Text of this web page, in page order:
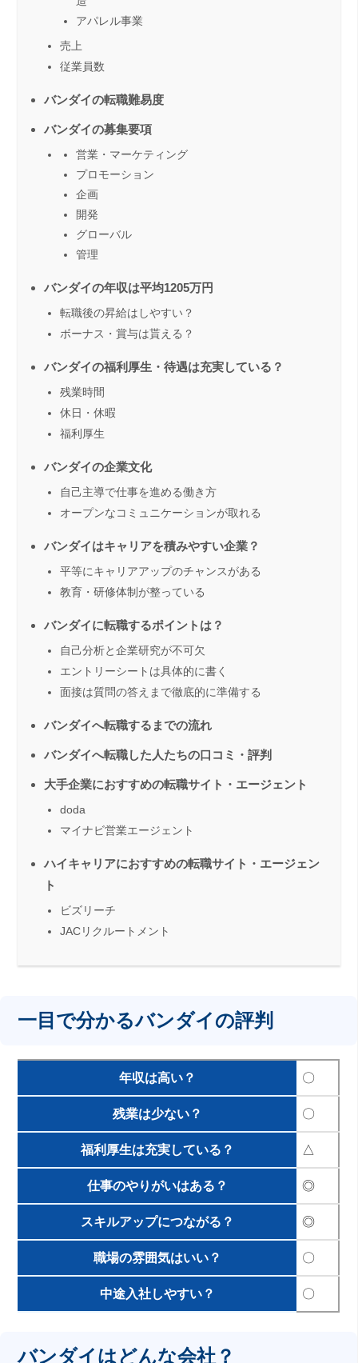
アパレル事業
売上
従業員数
バンダイの転職難易度
バンダイの募集要項
営業・マーケティング
プロモーション
企画
開発
グローバル
管理
バンダイの年収は平均1205万円
転職後の昇給はしやすい？
ボーナス・賞与は貰える？
バンダイの福利厚生・待遇は充実している？
残業時間
休日・休暇
福利厚生
バンダイの企業文化
自己主導で仕事を進める働き方
オープンなコミュニケーションが取れる
バンダイはキャリアを積みやすい企業？
平等にキャリアアップのチャンスがある
教育・研修体制が整っている
バンダイに転職するポイントは？
自己分析と企業研究が不可欠
エントリーシートは具体的に書く
面接は質問の答えまで徹底的に準備する
バンダイへ転職するまでの流れ
バンダイへ転職した人たちの口コミ・評判
大手企業におすすめの転職サイト・エージェント
doda
マイナビ営業エージェント
ハイキャリアにおすすめの転職サイト・エージェン
ト
ビズリーチ
JACリクルートメント
一目で分かるバンダイの評判
年収は高い？ 〇
残業は少ない？ 〇
福利厚生は充実している？ △
仕事のやりがいはある？ ◎
スキルアップにつながる？ ◎
職場の雰囲気はいい？ 〇
中途入社しやすい？ 〇
バンダイはどんな会社？